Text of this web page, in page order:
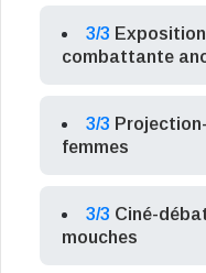
3/3
combattante
3/3
femmes
3/3 Ciné-
mouches